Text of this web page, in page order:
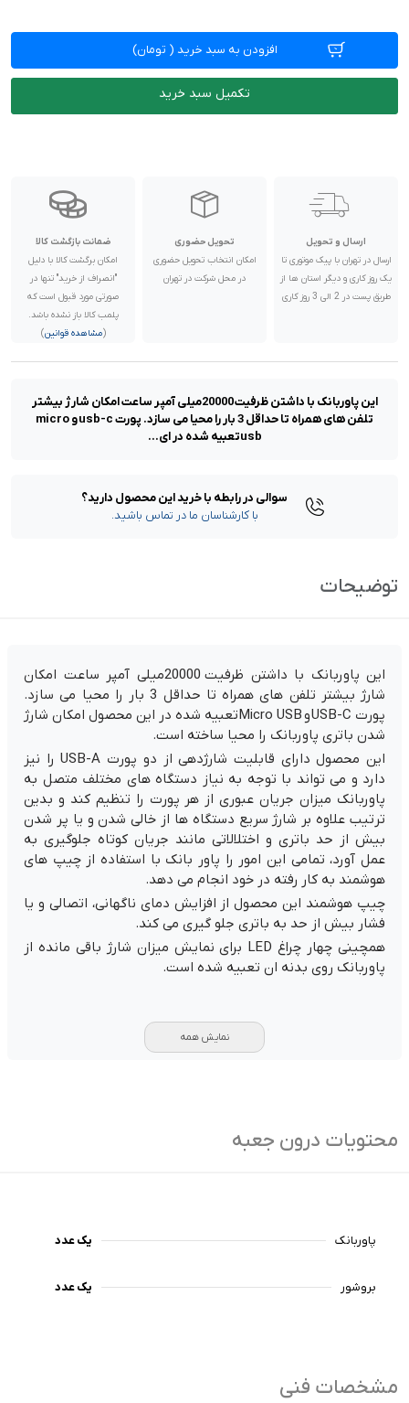
افزودن به سبد خرید ( تومان)
تکمیل سبد خرید
ارسال و تحویل
ارسال در تهران با پیک موتوری تا
یک روز کاری و دیگر استان ها از
طریق پست در 2 الی 3 روز کاری
تحویل حضوری
امکان انتخاب تحویل حضوری
در محل شرکت در تهران
ضمانت بازگشت کالا
امکان برگشت کالا با دلیل
"انصراف از خرید" تنها در
صورتی مورد قبول است که
پلمب کالا باز نشده باشد.
(مشاهده قوانین)
این پاوربانک با داشتن ظرفیت 20000میلی آمپر ساعت امکان شارژ بیشتر
تلفن های همراه تا حداقل 3 بار را محیا می سازد. پورت usb-c و micro
usbتعبیه شده در ای...
سوالی در رابطه با خرید این محصول دارید؟
با کارشناسان ما در تماس باشید.
توضیحات
این پاوربانک با داشتن ظرفیت 20000میلی آمپر ساعت امکان
شارژ بیشتر تلفن های همراه تا حداقل 3 بار را محیا می سازد.
پورت USB-C و Micro USBتعبیه شده در این محصول امکان شارژ
شدن باتری پاوربانک را محیا ساخته است.
این محصول دارای قابلیت شارژدهی از دو پورت USB-A را نیز
دارد و می تواند با توجه به نیاز دستگاه های مختلف متصل به
پاوربانک میزان جریان عبوری از هر پورت را تنظیم کند و بدین
ترتیب علاوه بر شارژ سریع دستگاه ها از خالی شدن و یا پر شدن
بیش از حد باتری و اختلالاتی مانند جریان کوتاه جلوگیری به
عمل آورد، تمامی این امور را پاور بانک با استفاده از چیپ های
هوشمند به کار رفته در خود انجام می دهد.
چیپ هوشمند این محصول از افزایش دمای ناگهانی، اتصالی و یا
فشار بیش از حد به باتری جلو گیری می کند.
همچینی چهار چراغ LED برای نمایش میزان شارژ باقی مانده از
پاوربانک روی بدنه ان تعبیه شده است.
نمایش همه
محتویات درون جعبه
پاوربانک یک عدد
بروشور یک عدد
مشخصات فنی